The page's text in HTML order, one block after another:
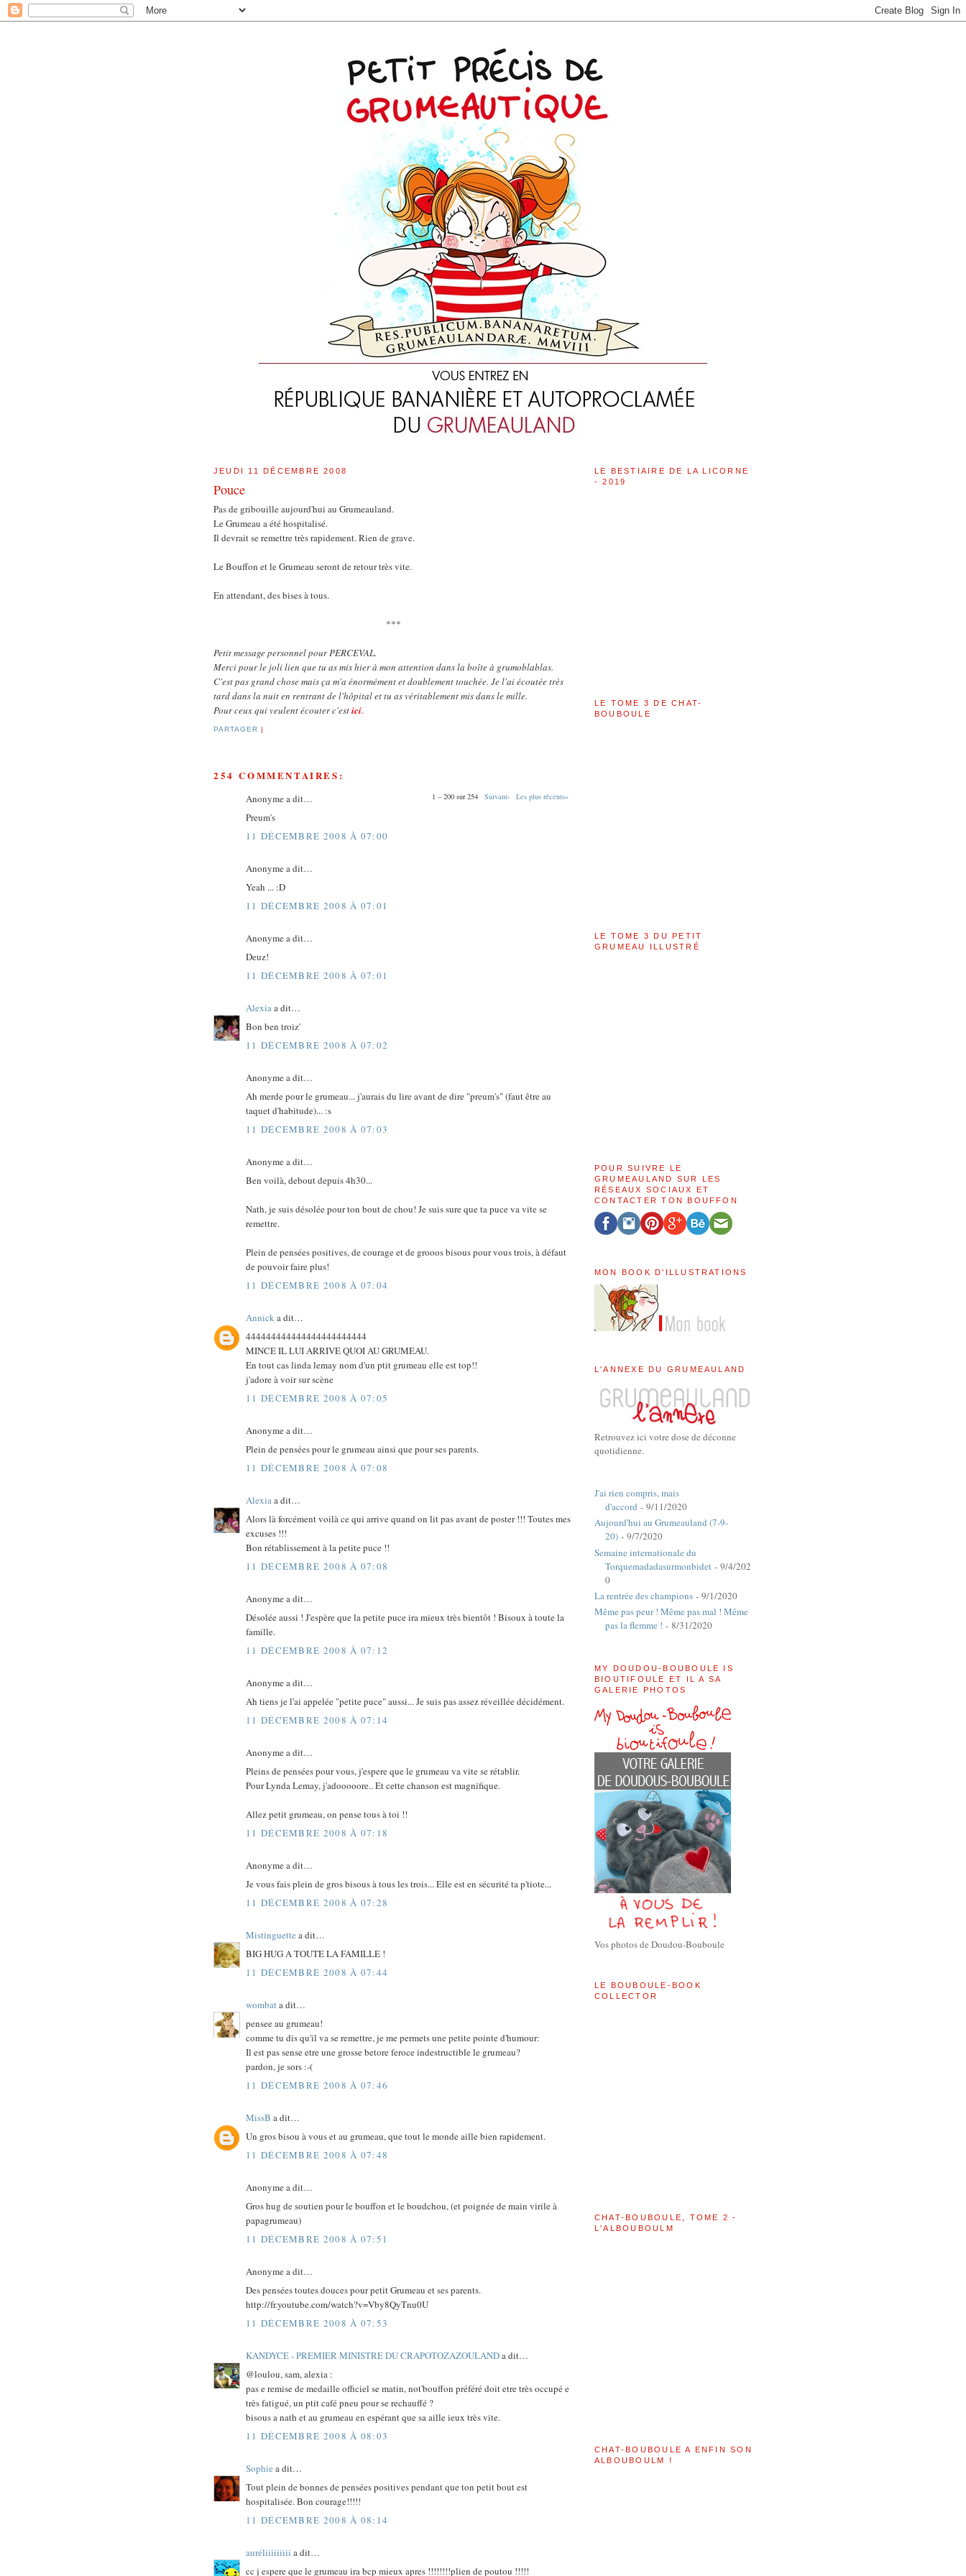
JEUDI 11 DÉCEMBRE 2008
Pouce
Pas de gribouille aujourd'hui au Grumeauland.
Le Grumeau a été hospitalisé.
Il devrait se remettre très rapidement. Rien de grave.
Le Bouffon et le Grumeau seront de retour très vite.
En attendant, des bises à tous.
***
Petit message personnel pour PERCEVAL.
Merci pour le joli lien que tu as mis hier à mon attention dans la boîte à grumoblablas.
C'est pas grand chose mais ça m'a énormément et doublement touchée. Je l'ai écoutée très
tard dans la nuit en rentrant de l'hôpital et tu as véritablement mis dans le mille.
Pour ceux qui veulent écouter c'estici.
PARTAGER |
254 COMMENTAIRES:
1 – 200 sur 254 Suivant› Les plus récents»
Anonyme a dit…
Preum's
11 DÉCEMBRE 2008 À 07:00
Anonyme a dit…
Yeah ... :D
11 DÉCEMBRE 2008 À 07:01
Anonyme a dit…
Deuz!
11 DÉCEMBRE 2008 À 07:01
Alexiaa dit…
Bon ben troiz'
11 DÉCEMBRE 2008 À 07:02
Anonyme a dit…
Ah merde pour le grumeau... j'aurais du lire avant de dire "preum's" (faut être au
taquet d'habitude)... :s
11 DÉCEMBRE 2008 À 07:03
Anonyme a dit…
Ben voilà, debout depuis 4h30...
Nath, je suis désolée pour ton bout de chou! Je suis sure que ta puce va vite se
remettre.
Plein de pensées positives, de courage et de grooos bisous pour vous trois, à défaut
de pouvoir faire plus!
11 DÉCEMBRE 2008 À 07:04
Annicka dit…
444444444444444444444444
MINCE IL LUI ARRIVE QUOI AU GRUMEAU.
En tout cas linda lemay nom d'un ptit grumeau elle est top!!
j'adore à voir sur scène
11 DÉCEMBRE 2008 À 07:05
Anonyme a dit…
Plein de pensées pour le grumeau ainsi que pour ses parents.
11 DÉCEMBRE 2008 À 07:08
Alexiaa dit…
Alors là forcément voilà ce qui arrive quand on lit pas avant de poster !!! Toutes mes
excuses !!!
Bon rétablissement à la petite puce !!
11 DÉCEMBRE 2008 À 07:08
Anonyme a dit…
Désolée aussi ! J'espère que la petite puce ira mieux très bientôt ! Bisoux à toute la
famille.
11 DÉCEMBRE 2008 À 07:12
Anonyme a dit…
Ah tiens je l'ai appelée "petite puce" aussi... Je suis pas assez réveillée décidément.
11 DÉCEMBRE 2008 À 07:14
Anonyme a dit…
Pleins de pensées pour vous, j'espere que le grumeau va vite se rétablir.
Pour Lynda Lemay, j'adooooore.. Et cette chanson est magnifique.
Allez petit grumeau, on pense tous à toi !!
11 DÉCEMBRE 2008 À 07:18
Anonyme a dit…
Je vous fais plein de gros bisous à tous les trois... Elle est en sécurité ta p'tiote...
11 DÉCEMBRE 2008 À 07:28
Mistinguette a dit…
BIG HUG A TOUTE LA FAMILLE !
11 DÉCEMBRE 2008 À 07:44
wombata dit…
pensee au grumeau!
comme tu dis qu'il va se remettre, je me permets une petite pointe d'humour:
Il est pas sense etre une grosse betore feroce indestructible le grumeau?
pardon, je sors :-(
11 DÉCEMBRE 2008 À 07:46
MissB a dit…
Un gros bisou à vous et au grumeau, que tout le monde aille bien rapidement.
11 DÉCEMBRE 2008 À 07:48
Anonyme a dit…
Gros hug de soutien pour le bouffon et le boudchou, (et poignée de main virile à
papagrumeau)
11 DÉCEMBRE 2008 À 07:51
Anonyme a dit…
Des pensées toutes douces pour petit Grumeau et ses parents.
http://fr.youtube.com/watch?v=Vby8QyTnu0U
11 DÉCEMBRE 2008 À 07:53
KANDYCE - PREMIER MINISTRE DU CRAPOTOZAZOULANDa dit…
@loulou, sam, alexia :
pas e remise de medaille officiel se matin, not'bouffon préféré doit etre très occupé e
très fatigué, un ptit café pneu pour se rechauffé ?
bisous a nath et au grumeau en espérant que sa aille ieux très vite.
11 DÉCEMBRE 2008 À 08:03
Sophie a dit…
Tout plein de bonnes de pensées positives pendant que ton petit bout est
hospitalisée. Bon courage!!!!!
11 DÉCEMBRE 2008 À 08:14
auréliiiiiiiii a dit…
cc j espere que le grumeau ira bcp mieux apres !!!!!!!!plien de poutou !!!!!
LE BESTIAIRE DE LA LICORNE
- 2019
LE TOME 3 DE CHAT-
BOUBOULE
LE TOME 3 DU PETIT
GRUMEAU ILLUSTRÉ
POUR SUIVRE LE
GRUMEAULAND SUR LES
RÉSEAUX SOCIAUX ET
CONTACTER TON BOUFFON
MON BOOK D'ILLUSTRATIONS
L'ANNEXE DU GRUMEAULAND
Retrouvez ici votre dose de déconne
quotidienne.
J'ai rien compris, mais
d'accord - 9/11/2020
Aujourd'hui au Grumeauland (7-9-
20) - 9/7/2020
Semaine internationale du
Torquemadadasurmonbidet - 9/4/202
0
La rentrée des champions - 9/1/2020
Même pas peur ! Même pas mal ! Même
pas la flemme ! - 8/31/2020
MY DOUDOU-BOUBOULE IS
BIOUTIFOULE ET IL A SA
GALERIE PHOTOS
Vos photos de Doudou-Bouboule
LE BOUBOULE-BOOK
COLLECTOR
CHAT-BOUBOULE, TOME 2 -
L'ALBOUBOULM
CHAT-BOUBOULE A ENFIN SON
ALBOUBOULM !